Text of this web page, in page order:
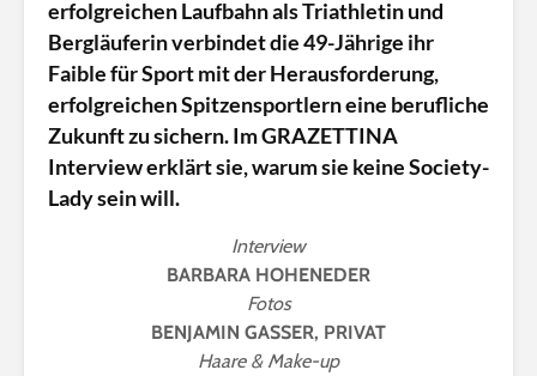
erfolgreichen Laufbahn als Triathletin und
Bergläuferin verbindet die 49-Jährige ihr
Faible für Sport mit der Herausforderung,
erfolgreichen Spitzensportlern eine berufliche
Zukunft zu sichern. Im GRAZETTINA
Interview erklärt sie, warum sie keine Society-
Lady sein will.
Interview
BARBARA HOHENEDER
Fotos
BENJAMIN GASSER, PRIVAT
Haare & Make-up